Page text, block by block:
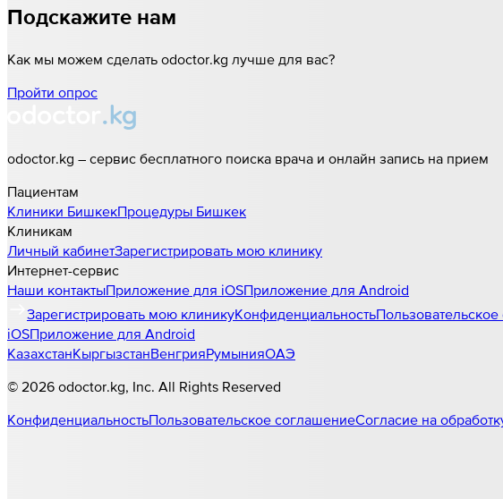
Подскажите нам
Как мы можем сделать odoctor.kg лучше для вас?
Пройти опрос
odoctor.kg – сервис бесплатного поиска врача и онлайн запись на прием
Пациентам
Клиники БишкекПроцедуры Бишкек
Клиникам
Личный кабинетЗарегистрировать мою клинику
Интернет-сервис
Наши контактыПриложение для iOSПриложение для Android
Зарегистрировать мою клиникуКонфиденциальность
iOSПриложение для Android
КазахстанКыргызстанВенгрияРумынияОАЭ
© 2026 odoctor.kg, Inc. All Rights Reserved
КонфиденциальностьПользовательское соглашениеСогласие на